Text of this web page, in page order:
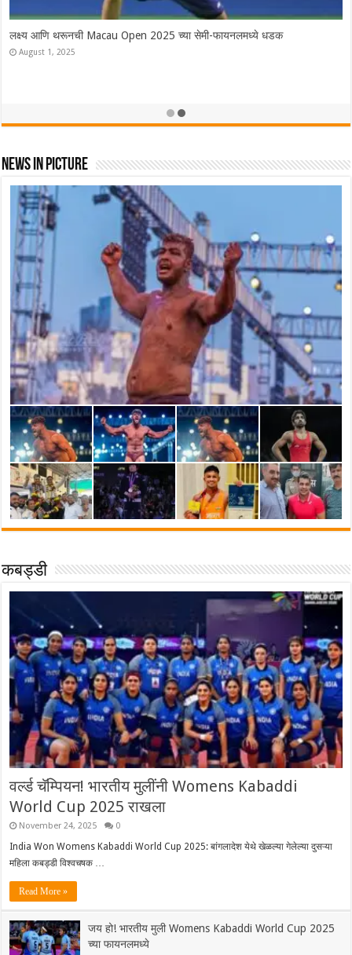
News In Picture
कबड्डी
वर्ल्ड चॅम्पियन! भारतीय मुलींनी Womens Kabaddi
World Cup 2025 राखला
November 24, 2025 0
India Won Womens Kabaddi World Cup 2025: बांगलादेश येथे खेळल्या गेलेल्या दुसऱ्या
महिला कबड्डी विश्वचषक …
Read More »
जय हो! भारतीय मुली Womens Kabaddi World Cup 2025
च्या फायनलमध्ये